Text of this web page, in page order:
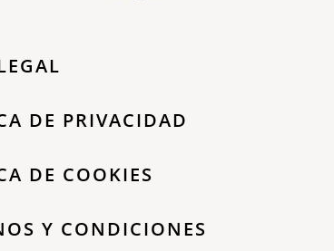
DE PRIVACIDAD
DE COOKIES
Y CONDICIONES